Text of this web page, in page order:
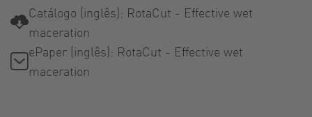
Catálogo (inglês): RotaCut - Effective wet
maceration
ePaper (inglês): RotaCut - Effective wet
maceration